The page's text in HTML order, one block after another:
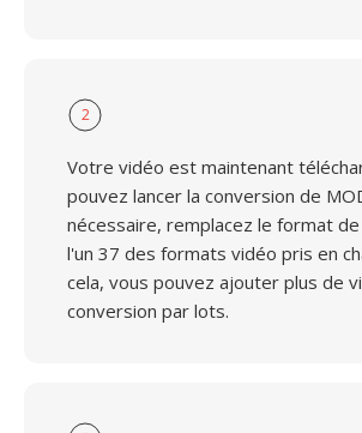
2
Votre vidéo est maintenant
pouvez lancer la conversion de
nécessaire, remplacez le format
l'un 37 des formats vidéo pris en
cela, vous pouvez ajouter plus de
conversion par lots.